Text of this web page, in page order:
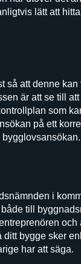
lätt att
så att denne
är att se till
som
på ett
i
till
och
ditt bygge sker
har att säga.